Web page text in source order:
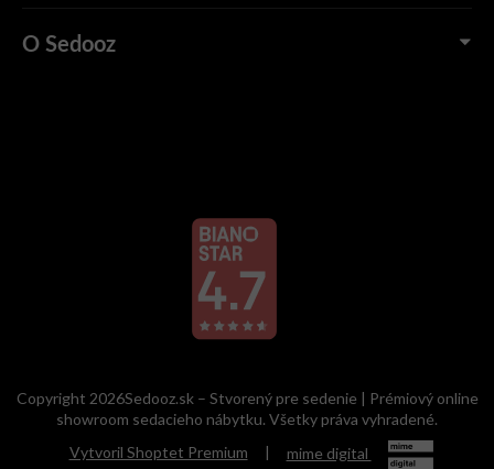
O Sedooz
Vytvoril Shoptet Premium | mime digital
Copyright 2026Sedooz.sk – Stvorený pre sedenie | Prémiový online
showroom sedacieho nábytku. Všetky práva vyhradené.